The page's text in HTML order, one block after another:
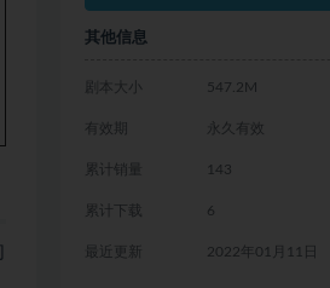
其他信息
剧本大小 547.2M
有效期 永久有效
累计销量 143
累计下载 6
最近更新 2022年01月11日